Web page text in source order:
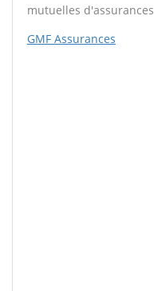
mutuelles d'assurances
GMF Assurances